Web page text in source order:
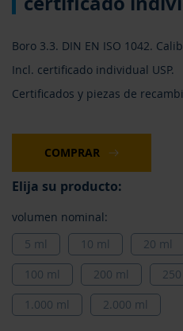
de
Boro 3.3. DIN EN ISO 1042.
Incl. certificado individual USP.
Certificados y piezas de
COMPRAR
Elija su producto:
volumen nominal:
5 ml
10 ml 20 ml
100 ml
200 ml
1.000 ml
2.000 ml